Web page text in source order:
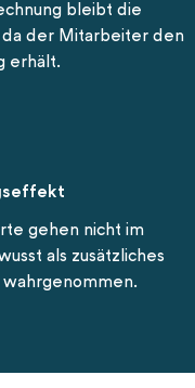
bleibt die
da der Mitarbeiter den
erhält.
gehen nicht im
als zusätzliches